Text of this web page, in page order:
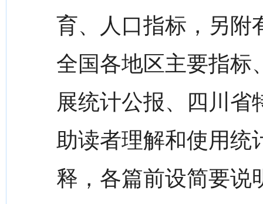
育、人口指标，另附
全国各地区主要指标
展统计公报、四川省
助读者理解和使用统
释，各篇前设简要说